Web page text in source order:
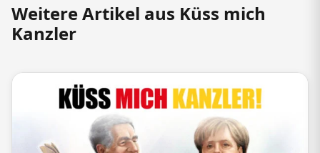
Weitere Artikel aus Küss mich
Kanzler